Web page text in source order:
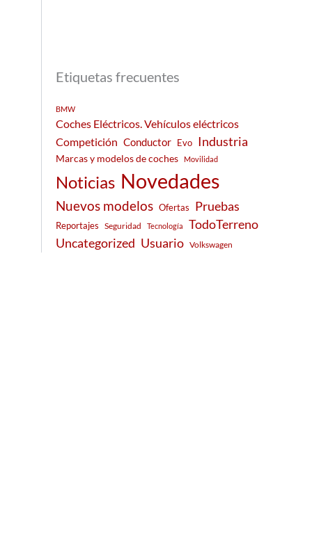
Etiquetas frecuentes
BMW
Coches Eléctricos. Vehículos eléctricos
Competición Conductor Evo Industria
Marcas y modelos de coches Movilidad
Noticias Novedades
Nuevos modelos Ofertas Pruebas
Reportajes Seguridad Tecnología
TodoTerreno
Uncategorized Usuario Volkswagen